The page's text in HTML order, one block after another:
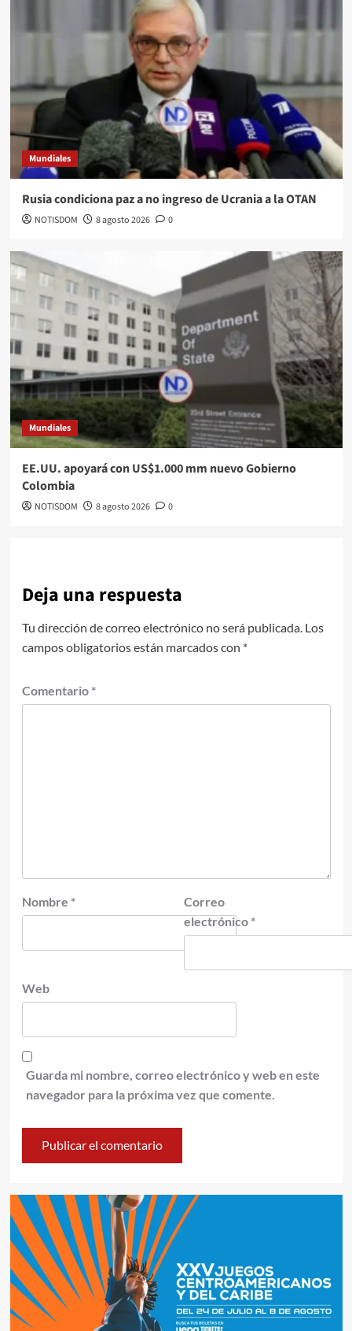
Mundiales
Rusia condiciona paz a no ingreso de Ucrania a la OTAN
NOTISDOM 8 agosto 2026 0
Mundiales
EE.UU. apoyará con US$1.000 mm nuevo Gobierno
Colombia
NOTISDOM 8 agosto 2026 0
Deja una respuesta
Tu dirección de correo electrónico no será publicada. Los
campos obligatorios están marcados con *
Comentario *
Nombre *
Correo
electrónico *
Web
Guarda mi nombre, correo electrónico y web en este
navegador para la próxima vez que comente.